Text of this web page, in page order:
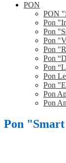
PON
PON
Pon
Pon
Pon
Pon
Pon
Pon
Pon
Pon
Pon
Pon
Pon